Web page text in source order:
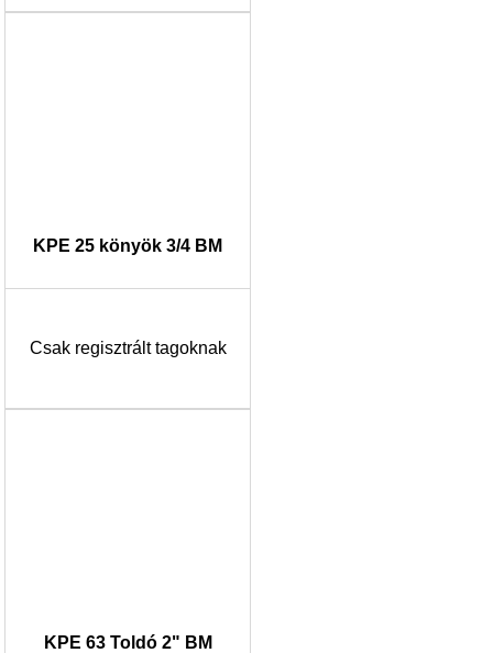
KPE 25 könyök 3/4 BM
Csak regisztrált tagoknak
KPE 63 Toldó 2" BM